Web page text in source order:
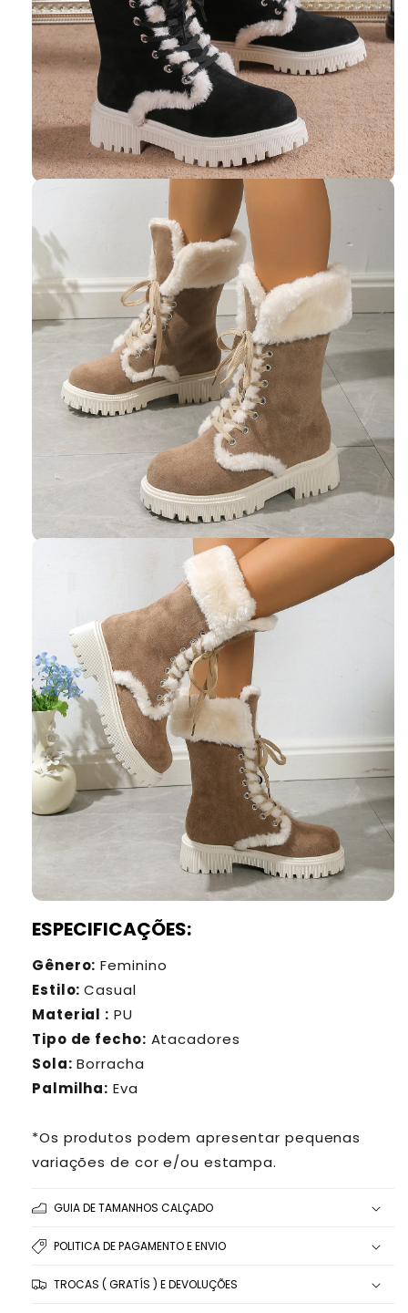
ESPECIFICAÇÕES:
Gênero: Feminino
Estilo:Casual
Material : PU
Tipo de fecho: Atacadores
Sola: Borracha
Palmilha: Eva
*Os produtos podem apresentar pequenas
variações de cor e/ou estampa.
GUIA DE TAMANHOS CALÇADO
POLITICA DE PAGAMENTO E ENVIO
TROCAS ( GRATÍS ) E DEVOLUÇÕES